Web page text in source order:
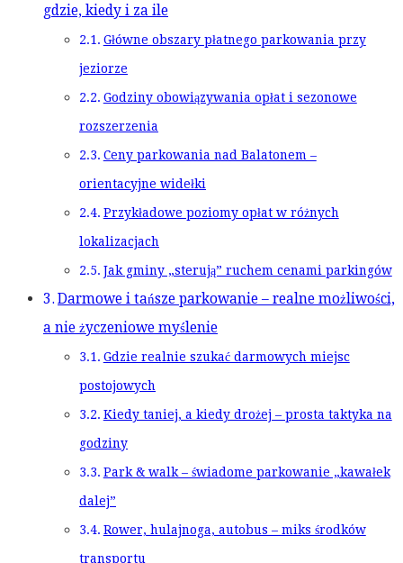
gdzie, kiedy i za ile
Główne obszary płatnego parkowania przy
jeziorze
Godziny obowiązywania opłat i sezonowe
rozszerzenia
Ceny parkowania nad Balatonem –
orientacyjne widełki
Przykładowe poziomy opłat w różnych
lokalizacjach
Jak gminy „sterują” ruchem cenami parkingów
Darmowe i tańsze parkowanie – realne możliwości,
a nie życzeniowe myślenie
Gdzie realnie szukać darmowych miejsc
postojowych
Kiedy taniej, a kiedy drożej – prosta taktyka na
godziny
Park & walk – świadome parkowanie „kawałek
dalej”
Rower, hulajnoga, autobus – miks środków
transportu